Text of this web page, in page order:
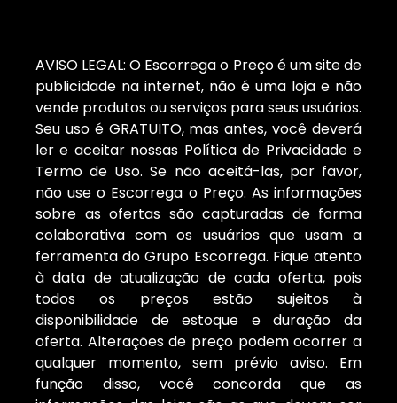
AVISO LEGAL: O Escorrega o Preço é um site de
publicidade na internet, não é uma loja e não
vende produtos ou serviços para seus usuários.
Seu uso é GRATUITO, mas antes, você deverá
ler e aceitar nossas Política de Privacidade e
Termo de Uso. Se não aceitá-las, por favor,
não use o Escorrega o Preço. As informações
sobre as ofertas são capturadas de forma
colaborativa com os usuários que usam a
ferramenta do Grupo Escorrega. Fique atento
à data de atualização de cada oferta, pois
todos os preços estão sujeitos à
disponibilidade de estoque e duração da
oferta. Alterações de preço podem ocorrer a
qualquer momento, sem prévio aviso. Em
função disso, você concorda que as